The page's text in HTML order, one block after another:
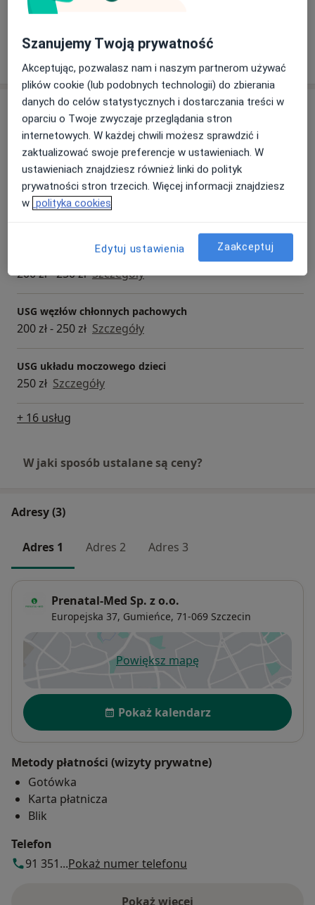
Zobacz galerię (1)
Pokaż więcejo doświadczeniu
Usługi i ceny
USG jamy brzusznej
200 zł - 300 zł Szczegóły
USG obwodowych węzłów chłonnych (szyjne, nad - i
podobojczykowe, pachowe)
USG węzłów chłonnych pachwinowych
200 zł - 250 zł Szczegóły
USG węzłów chłonnych pachowych
200 zł - 250 zł Szczegóły
USG układu moczowego dzieci
250 zł Szczegóły
+ 16 usług
W jaki sposób ustalane są ceny?
Adresy (3)
Adres 1 Adres 2 Adres 3
Prenatal-Med Sp. z o.o.
Europejska 37, Gumieńce, 71-069 Szczecin
Powiększ mapęotwiera się w nowej karcie
Dostępność
Pokaż kalendarz
Metody płatności (wizyty prywatne)
Gotówka
Karta płatnicza
Blik
Telefon
91 351...Pokaż numer telefonu
Pokaż więcej
Szanujemy Twoją prywatność
Akceptując, pozwalasz nam i naszym partnerom używać
plików cookie (lub podobnych technologii) do zbierania
danych do celów statystycznych i dostarczania treści w
oparciu o Twoje zwyczaje przeglądania stron
internetowych. W każdej chwili możesz sprawdzić i
zaktualizować swoje preferencje w ustawieniach. W
ustawieniach znajdziesz również linki do polityk
prywatności stron trzecich. Więcej informacji znajdziesz
w polityka cookies
Edytuj ustawienia Zaakceptuj